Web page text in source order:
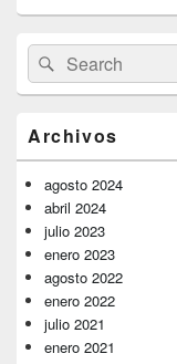
área
de
widget
lateral
primaria
Buscar
por:
Buscar
Archivos
agosto 2024
abril 2024
julio 2023
enero 2023
agosto 2022
enero 2022
julio 2021
enero 2021